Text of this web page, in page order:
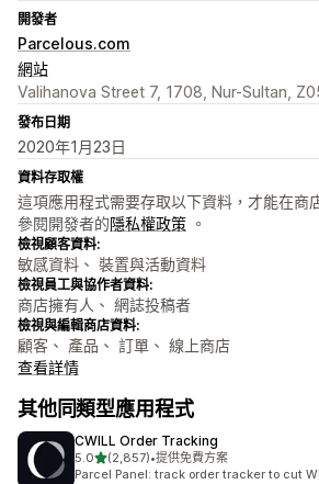
開發者
Parcelous.com
網站
Valihanova Street 7, 1708, Nur-Sultan,
發布日期
2020年1月23日
資料存取權
這項應用程式需要存取以下資料，才能在商
參閱開發者的隱私權政策 。
檢視顧客資料:
敏感資料、 裝置與活動資料
檢視員工與協作者資料:
商店擁有人、 網誌投稿者
檢視與編輯商店資料:
顧客、 產品、 訂單、 線上商店
查看詳情
其他同類型應用程式
CWILL Order Tracking
5.0滿分 5 顆星
(2,857)
共有 2857 則評價
•提供免費方案
Parcel Panel: track order tracker to cut